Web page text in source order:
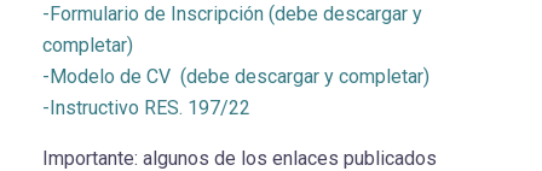
-Formulario de Inscripción (debe descargar y
completar)
-Modelo de CV (debe descargar y completar)
-Instructivo RES. 197/22
Importante: algunos de los enlaces publicados